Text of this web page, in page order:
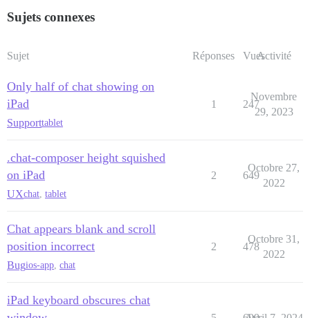
Sujets connexes
Sujet Réponses VuesActivité
Only half of chat showing on
iPad
Supporttablet
1 247
Novembre
29, 2023
.chat-composer height squished
on iPad
UXchat, tablet
2 649
Octobre 27,
2022
Chat appears blank and scroll
position incorrect
Bugios-app, chat
2 478
Octobre 31,
2022
iPad keyboard obscures chat